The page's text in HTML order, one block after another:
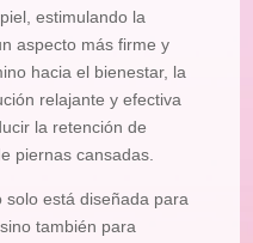
estimulando la
aspecto más firme y
hacia el bienestar, la
relajante y efectiva
la retención de
piernas cansadas.
solo está diseñada para
también para